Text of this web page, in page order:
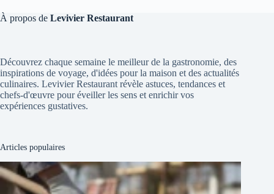
À propos de Levivier Restaurant
Découvrez chaque semaine le meilleur de la gastronomie, des
inspirations de voyage, d'idées pour la maison et des actualités
culinaires. Levivier Restaurant révèle astuces, tendances et
chefs-d'œuvre pour éveiller les sens et enrichir vos
expériences gustatives.
Articles populaires